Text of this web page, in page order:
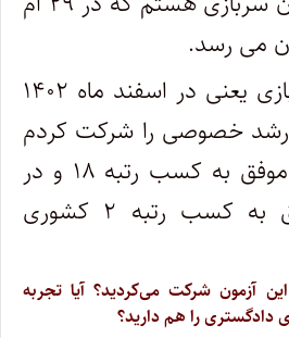
می رسد.
در اواخر دوران سربازی یعنی در اسفند ماه ۱۴۰۲
خصوصی را شرکت کردم
که در آزمون ارشد موفق به کسب رتبه ۱۸ و در
آزمون وکالت موفق به کسب رتبه ۲ کشوری
آزمون شرکت می‌کردید؟ آیا تجربه
دادگستری را هم دارید؟